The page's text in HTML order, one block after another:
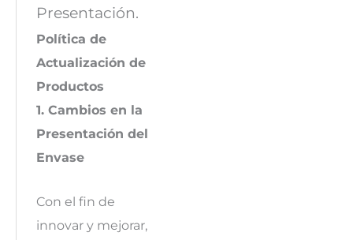
Presentación.
Política de
Actualización de
Productos
1. Cambios en la
Presentación del
Envase
Con el fin de
innovar y mejorar,